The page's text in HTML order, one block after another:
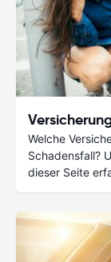
Welche
Schadensfall?
dieser Seite